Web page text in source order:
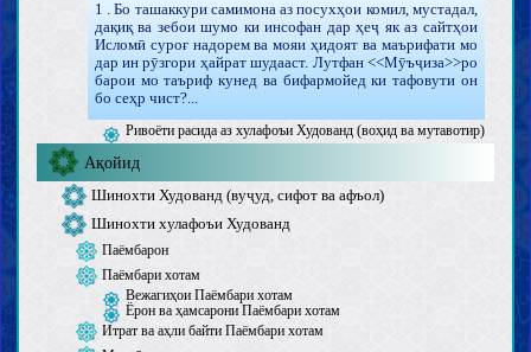
1 . Бо ташаккури самимона аз посухҳои комил, мустадал,
дақиқ ва зебои шумо ки инсофан дар ҳеҷ як аз сайтҳои
Исломӣ суроғ надорем ва мояи ҳидоят ва маърифати мо
дар ин рӯзгори ҳайрат шудааст. Лутфан <<Мӯъҷиза>>ро
барои мо таъриф кунед ва бифармойед ки тафовути он
бо сеҳр чист?...
Ривоёти расида аз хулафоъи Худованд (воҳид ва мутавотир)
Ақойид
Шинохти Худованд (вуҷуд, сифот ва афъол)
Шинохти хулафоъи Худованд
Паёмбарон
Паёмбари хотам
Вежагиҳои Паёмбари хотам
Ёрон ва ҳамсарони Паёмбари хотам
Итрат ва аҳли байти Паёмбари хотам